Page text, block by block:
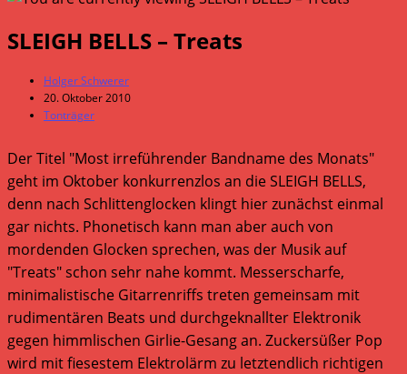
SLEIGH BELLS – Treats
Beitrags-
Autor:
Holger Schwerer
Beitrag
veröffentlicht:
20. Oktober 2010
Beitrags-
Tonträger
Der Titel "Most irreführender Bandname des Monats"
geht im Oktober konkurrenzlos an die SLEIGH BELLS,
denn nach Schlittenglocken klingt hier zunächst einmal
gar nichts. Phonetisch kann man aber auch von
mordenden Glocken sprechen, was der Musik auf
"Treats" schon sehr nahe kommt. Messerscharfe,
minimalistische Gitarrenriffs treten gemeinsam mit
rudimentären Beats und durchgeknallter Elektronik
gegen himmlischen Girlie-Gesang an. Zuckersüßer Pop
wird mit fiesestem Elektrolärm zu letztendlich richtigen